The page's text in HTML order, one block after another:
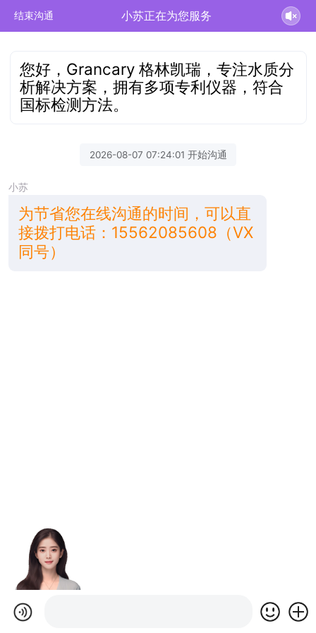
结束沟通 小苏正在为您服务
您好，Grancary 格林凯瑞，专注水质分
析解决方案，拥有多项专利仪器，符合
国标检测方法。
2026-08-07 07:24:01 开始沟通
小苏
为节省您在线沟通的时间，可以直
接拨打电话：15562085608（VX
同号）